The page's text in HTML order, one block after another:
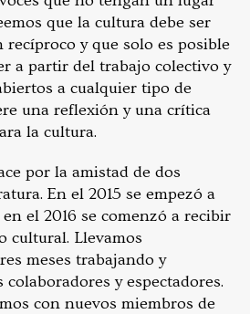
que la cultura debe ser
recíproco y que solo es posible
a partir del trabajo colectivo y
a cualquier tipo de
una reflexión y una crítica
la cultura.
por la amistad de dos
En el 2015 se empezó a
el 2016 se comenzó a recibir
cultural. Llevamos
meses trabajando y
y espectadores.
con nuevos miembros de